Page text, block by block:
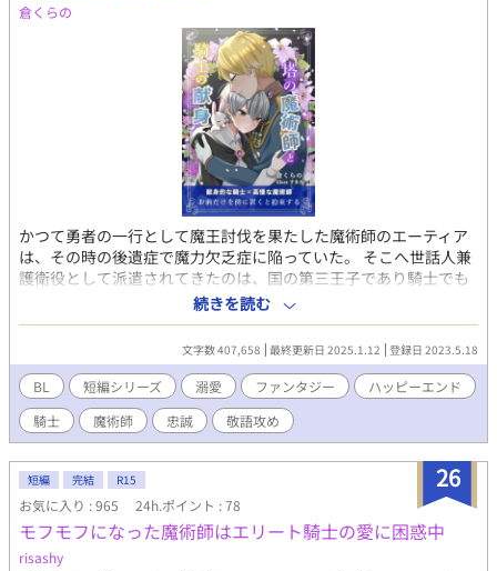
倉くらの
かつて勇者の一行として魔王討伐を果たした魔術師のエーティア
は、その時の後遺症で魔力欠乏症に陥っていた。 そこへ世話人兼
護衛役として派遣されてきたのは、国の第三王子であり騎士でも
あるフレンという男だった。 男の説明では性交による魔力供給が
必要なのだという。 それを聞いたエーティアは怒り、最後の魔力
を使って攻撃するがすでに魔力のほとんどを消失していたためフ
レンにダメージを与えることはできなかった。 悔しさと息苦しさ
から涙して「こんなみじめな姿で生きていたくない」と思うエー
ティアだったが、「あなたを助けたい」とフレンによってやさし
く抱き寄せられる。 献身的に尽くす元騎士と、能力の高さ故にチ
ヤホヤされて生きてきたため無自覚でやや高慢気味の魔術師の
話。 愛するあまりいつも抱っこしていたい攻め＆体がしんどくて
楽だから抱っこされて運ばれたい受け。 一人称。 完結しました！
続きを読む
文字数 407,658 最終更新日 2025.1.12 登録日 2023.5.18
BL 短編シリーズ 溺愛 ファンタジー
ハッピーエンド
騎士
魔術師 忠誠 敬語攻め
26
短編 完結 R15
お気に入り : 965 24h.ポイント : 78
モフモフになった魔術師はエリート騎士の愛に困惑中
risashy